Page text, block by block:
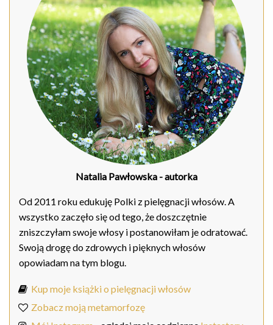
Natalia Pawłowska - autorka
Od 2011 roku edukuję Polki z pielęgnacji włosów. A
wszystko zaczęło się od tego, że doszczętnie
zniszczyłam swoje włosy i postanowiłam je odratować.
Swoją drogę do zdrowych i pięknych włosów
opowiadam na tym blogu.
Kup moje książki o pielęgnacji włosów
Zobacz moją metamorfozę